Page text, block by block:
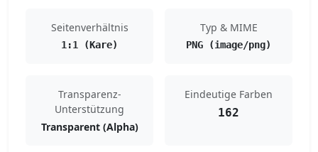
Seitenverhältnis
1:1 (Kare)
Typ & MIME
PNG (image/png)
Transparenz-
Unterstützung
Transparent (Alpha)
Eindeutige Farben
162